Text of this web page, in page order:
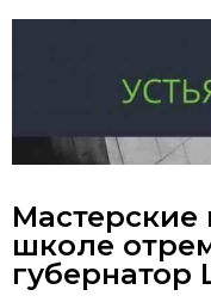
Мастерские
школе
губернатор